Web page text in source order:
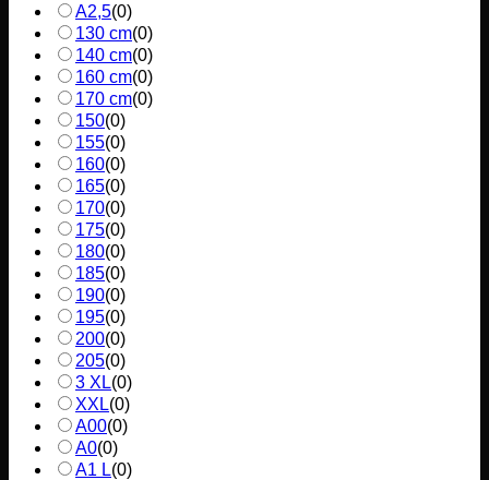
A2,5(0)
130 cm(0)
140 cm(0)
160 cm(0)
170 cm(0)
150(0)
155(0)
160(0)
165(0)
170(0)
175(0)
180(0)
185(0)
190(0)
195(0)
200(0)
205(0)
3 XL(0)
XXL(0)
A00(0)
A0(0)
A1 L(0)